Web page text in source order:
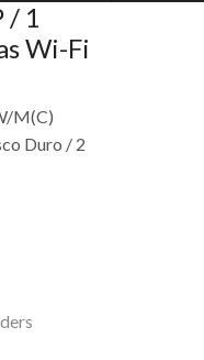
/ 1
Wi-Fi
M(C)
Duro / 2